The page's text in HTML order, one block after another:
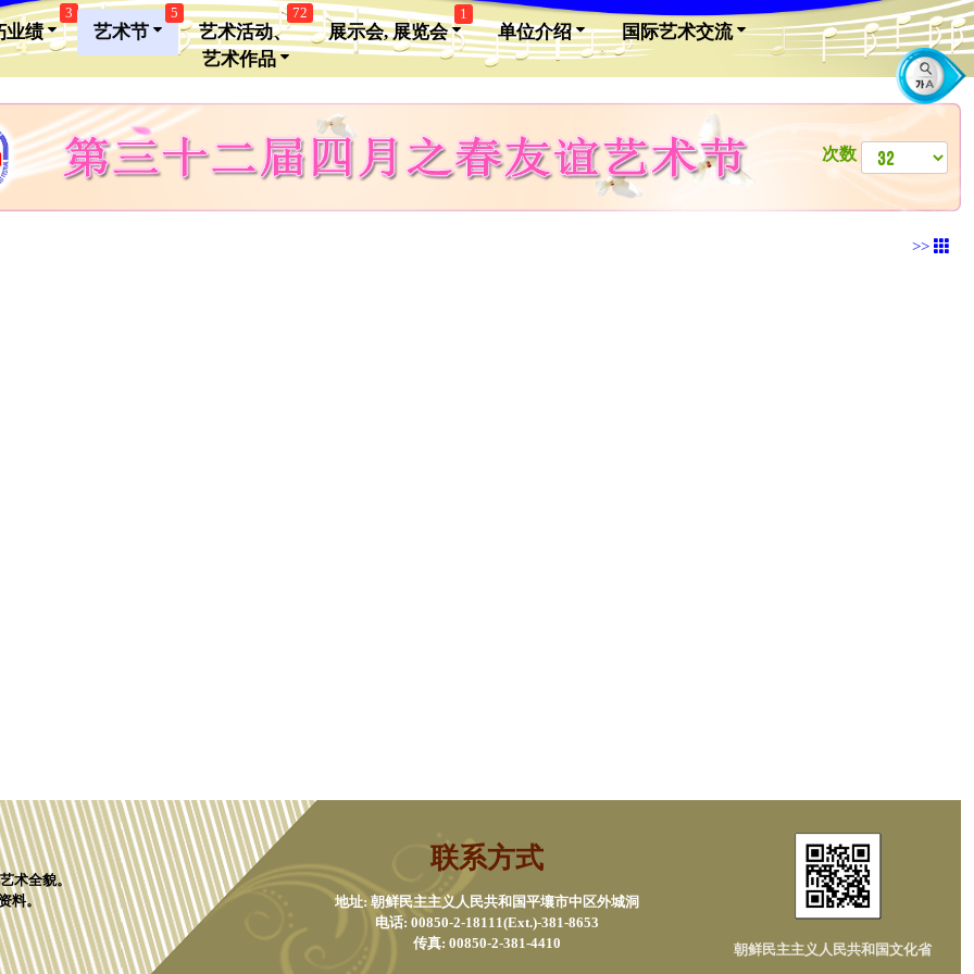
业绩
3
艺术节
5
艺术活动、
艺术作品
72
展示会, 展览会
1
单位介绍 国际艺术交流
次数
>>
术全貌。
料。
联系方式
地址: 朝鲜民主主义人民共和国平壤市中区外城洞
电话: 00850-2-18111(Ext.)-381-8653
传真: 00850-2-381-4410
朝鲜民主主义人民共和国文化省